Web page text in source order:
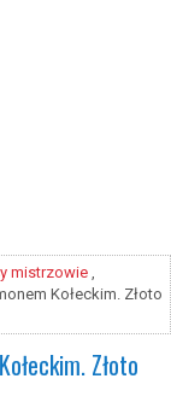
mistrzowie,
Kołeckim. Złoto
Złoto